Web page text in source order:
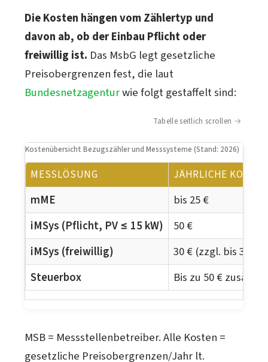
Die Kosten hängen vom Zählertyp und
davon ab, ob der Einbau Pflicht oder
freiwillig ist. Das MsbG legt gesetzliche
Preisobergrenzen fest, die laut
Bundesnetzagenturwie folgt gestaffelt sind:
Tabelle seitlich scrollen
Kostenübersicht Bezugszähler und Messsysteme (Stand: 2026)
MESSLÖSUNG JÄHRLICHE
mME
bis 25 €
iMSys (Pflicht, PV ≤ 15 kW)
50 €
iMSys (freiwillig)
30 € (zzgl. bis 30 €/
Steuerbox
Bis zu 50 €
MSB = Messstellenbetreiber. Alle Kosten =
gesetzliche Preisobergrenzen/Jahr lt.